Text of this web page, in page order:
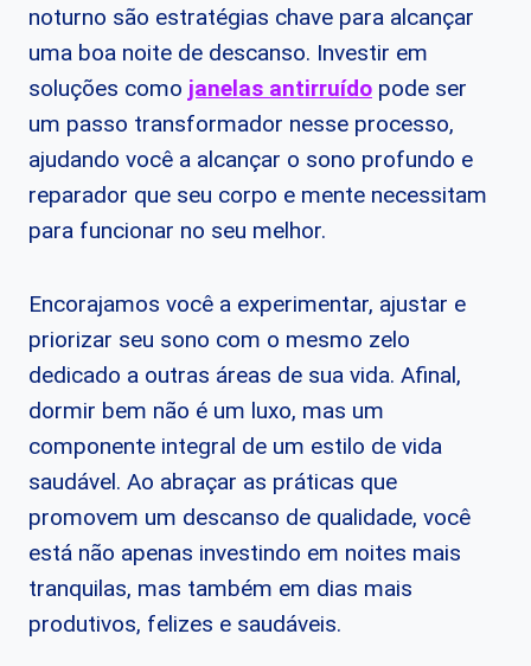
noturno são estratégias chave para alcançar
uma boa noite de descanso. Investir em
soluções como janelas antirruído pode ser
um passo transformador nesse processo,
ajudando você a alcançar o sono profundo e
reparador que seu corpo e mente necessitam
para funcionar no seu melhor.
Encorajamos você a experimentar, ajustar e
priorizar seu sono com o mesmo zelo
dedicado a outras áreas de sua vida. Afinal,
dormir bem não é um luxo, mas um
componente integral de um estilo de vida
saudável. Ao abraçar as práticas que
promovem um descanso de qualidade, você
está não apenas investindo em noites mais
tranquilas, mas também em dias mais
produtivos, felizes e saudáveis.